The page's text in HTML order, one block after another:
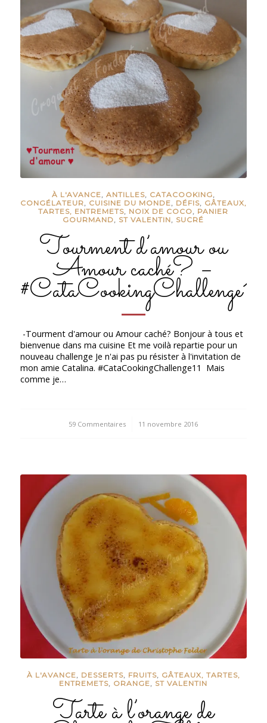
À L'AVANCE, ANTILLES, CATACOOKING,
CONGÉLATEUR, CUISINE DU MONDE, DÉFIS, GÂTEAUX,
TARTES, ENTREMETS, NOIX DE COCO, PANIER
GOURMAND, ST VALENTIN, SUCRÉ
Tourment d’amour ou
Amour caché? –
#CataCookingChallenge11
-Tourment d'amour ou Amour caché? Bonjour à tous et
bienvenue dans ma cuisine Et me voilà repartie pour un
nouveau challenge Je n'ai pas pu résister à l'invitation de
mon amie Catalina. #CataCookingChallenge11 Mais
comme je…
59 Commentaires
/ 11 novembre 2016
À L'AVANCE, DESSERTS, FRUITS, GÂTEAUX, TARTES,
ENTREMETS, ORANGE, ST VALENTIN
Tarte à l’orange de